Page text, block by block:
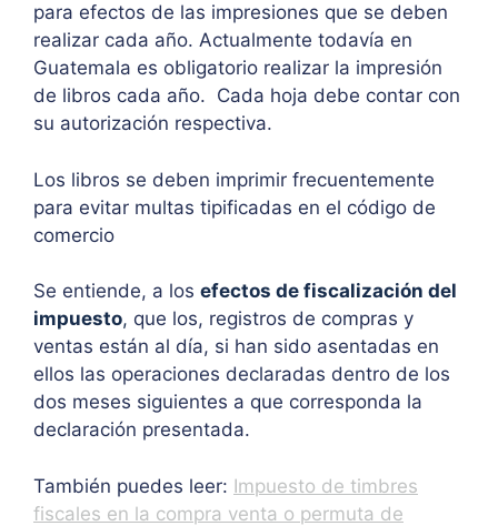
para efectos de las impresiones que se deben
realizar cada año. Actualmente todavía en
Guatemala es obligatorio realizar la impresión
de libros cada año. Cada hoja debe contar con
su autorización respectiva.
Los libros se deben imprimir frecuentemente
para evitar multas tipificadas en el código de
comercio
Se entiende, a los efectos de fiscalización del
impuesto, que los, registros de compras y
ventas están al día, si han sido asentadas en
ellos las operaciones declaradas dentro de los
dos meses siguientes a que corresponda la
declaración presentada.
También puedes leer: Impuesto de timbres
fiscales en la compra venta o permuta de